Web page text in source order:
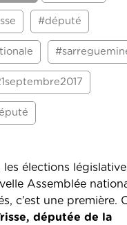
#député
les élections
Assemblée
c’est une première.
députée de la